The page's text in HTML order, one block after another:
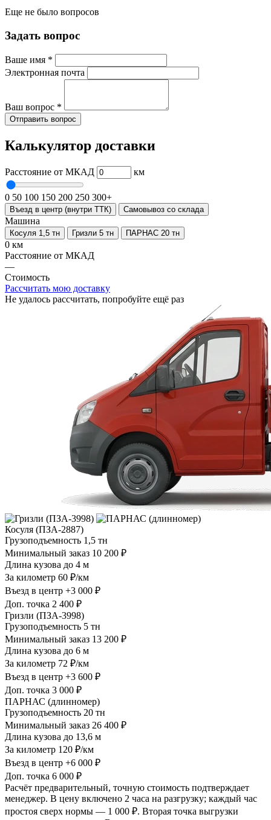
Еще не было вопросов
Задать вопрос
Ваше имя *
Электронная почта
Ваш вопрос *
Отправить вопрос
Калькулятор доставки
Расстояние от МКАД км
0 50 100 150 200 250 300+
Въезд в центр (внутри ТТК) Самовывоз со склада
Машина
Косуля 1,5 тн Гризли 5 тн ПАРНАС 20 тн
0 км
Расстояние от МКАД
—
Стоимость
Рассчитать мою доставку
Не удалось рассчитать, попробуйте ещё раз
Косуля (ПЗА-2887)
Грузоподъемность 1,5 тн
Минимальный заказ 10 200 ₽
Длина кузова до 4 м
За километр 60 ₽/км
Въезд в центр +3 000 ₽
Доп. точка 2 400 ₽
Гризли (ПЗА-3998)
Грузоподъемность 5 тн
Минимальный заказ 13 200 ₽
Длина кузова до 6 м
За километр 72 ₽/км
Въезд в центр +3 600 ₽
Доп. точка 3 000 ₽
ПАРНАС (длинномер)
Грузоподъемность 20 тн
Минимальный заказ 26 400 ₽
Длина кузова до 13,6 м
За километр 120 ₽/км
Въезд в центр +6 000 ₽
Доп. точка 6 000 ₽
Расчёт предварительный, точную стоимость подтверждает
менеджер. В цену включено 2 часа на разгрузку; каждый час
простоя сверх нормы — 1 000 ₽. Вторая точка выгрузки